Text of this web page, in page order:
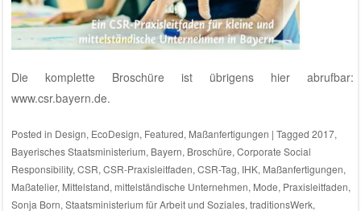
Die komplette Broschüre ist übrigens hier abrufbar:
www.csr.bayern.de.
Posted in Design, EcoDesign, Featured, Maßanfertigungen | Tagged 2017,
Bayerisches Staatsministerium, Bayern, Broschüre, Corporate Social
Responsibility, CSR, CSR-Praxisleitfaden, CSR-Tag, IHK, Maßanfertigungen,
Maßatelier, Mittelstand, mittelständische Unternehmen, Mode, Praxisleitfaden,
Sonja Born, Staatsministerium für Arbeit und Soziales, traditionsWerk,